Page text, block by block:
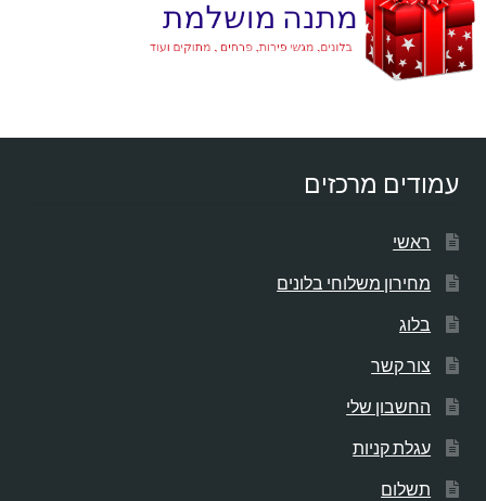
עמודים מרכזים
ראשי
מחירון משלוחי בלונים
בלוג
צור קשר
החשבון שלי
עגלת קניות
תשלום